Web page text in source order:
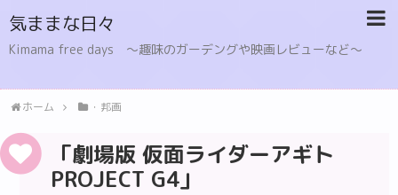
気ままな日々
Kimama free days 〜趣味のガーデングや映画レビューなど〜
ホーム ・邦画
「劇場版 仮面ライダーアギト
PROJECT G4」